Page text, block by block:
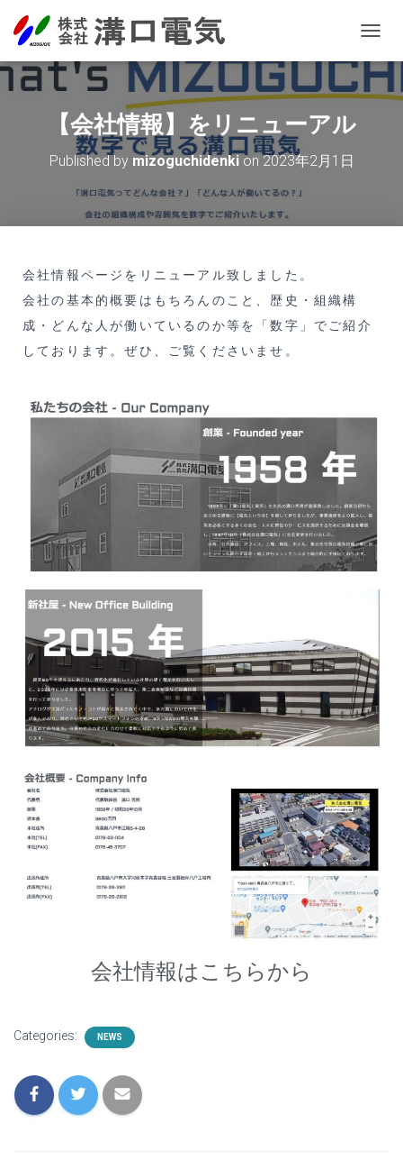
O
G
G
【会社情報】をリニューアル
Published by mizoguchidenkion2023年2月1日
会社情報ページをリニューアル致しました。
会社の基本的概要はもちろんのこと、歴史・組織構
成・どんな人が働いているのか等を「数字」でご紹介
しております。ぜひ、ご覧くださいませ。
会社情報はこちらから
Categories: NEWS